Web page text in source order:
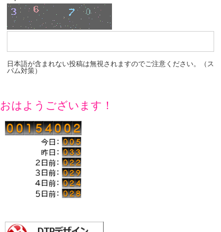
日本語が含まれない投稿は無視されますのでご注意ください。（ス
パム対策）
おはようございます！